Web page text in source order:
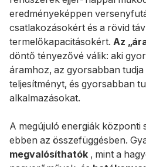
eredményeképpen
csatlakozásokért és a rövid
termelőkapacitásokért. Az
döntő tényezővé válik: aki
áramhoz, az gyorsabban tudja
teljesítményt, és gyorsabban
alkalmazásokat.
A megújuló energiák központi
ebben az összefüggésben.
megvalósíthatók , mint a